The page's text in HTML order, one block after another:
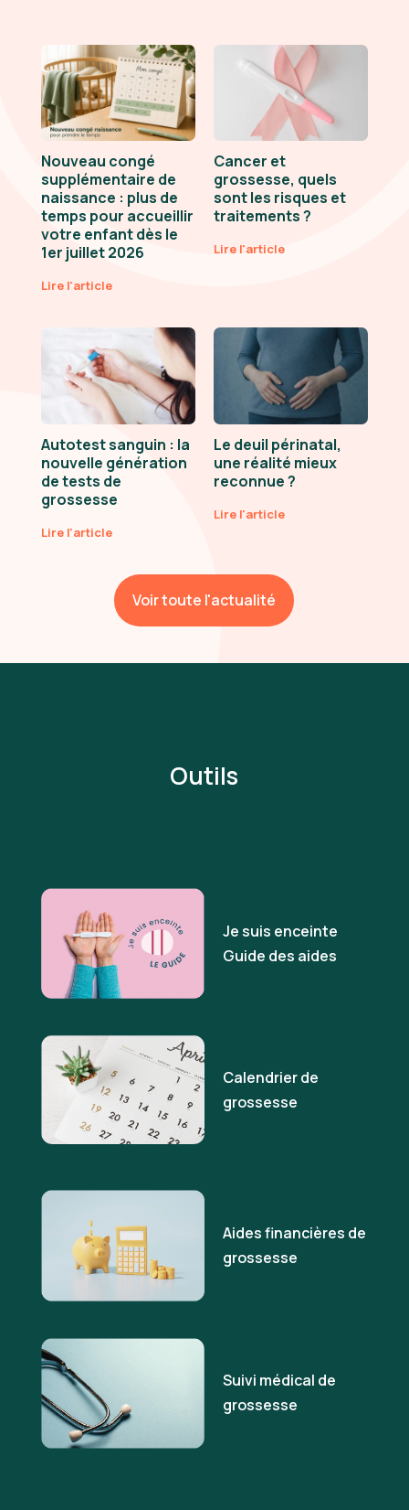
Nouveau congé
supplémentaire de
naissance : plus de
temps pour accueillir
votre enfant dès le
1er juillet 2026
Lire l'article
Cancer et
grossesse, quels
sont les risques et
traitements ?
Lire l'article
Autotest sanguin : la
nouvelle génération
de tests de
grossesse
Lire l'article
Le deuil périnatal,
une réalité mieux
reconnue ?
Lire l'article
Voir toute l'actualité
Outils
Je suis enceinte
Guide des aides
Calendrier de
grossesse
Aides financières de
grossesse
Suivi médical de
grossesse